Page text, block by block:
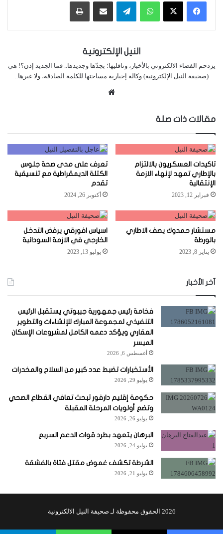
النيل الإلكترونية
يزدحم الفضاء الالكتروني بالأخبار، وناقليها؛ بجدّها وجديدها.. فما الجديد إذن؟! هي
(صحيفة النيل الإلكترونية) وكالة إخبارية مساحتها للكلمة الصادقة، ولا غيرها..
مقالات ذات صلة
تاكيدات العسكريون بالالتزام
بالإطاري تمهد لإنهاء الازمة
الإنتقالية
فبراير 12, 2023
تعرف على مدى صحة جلوس
الكتلة الديمقراطية مع تنسيقية
تقدم
أكتوبر 26, 2024
مستشار حمدوك يصف الاطاري
بالورطة
يناير 8, 2023
اسياس افورقي يرفض التدخل
الخارجي في الازمة السودانية
يوليو 13, 2023
آخر الأخبار
فخامة رئيس جمهورية جيبوتي يستقبل الرئيس
التنفيذي لمجموعة المبارك للإنشاءات والتطوير
العقاري ويؤكد دعمه الكامل لمشروعات الإسكان
الميسر
أغسطس 6, 2026
الأستخبارات تضبط عدد كبير من السلاح والمخدرات
يوليو 29, 2026
حكومة إقليم دارفور تبحث تعافي القطاع الصحي
وتضع أولويات المرحلة المقبلة
يوليو 26, 2026
البرهان يتعهد بطرد قوات الدعم السريع
يوليو 24, 2026
الشرطة تكشف غموض مقتل فتاة بالفشقة
يوليو 21, 2026
2026 الحقوق محفوظة لـ صحيفة النيل الالكترونية